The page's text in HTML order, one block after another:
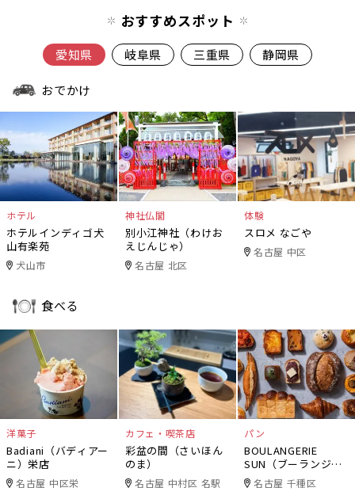
おすすめスポット
愛知県 岐阜県 三重県 静岡県
おでかけ
ホテル
ホテルインディゴ犬
山有楽苑
犬山市
神社仏閣
別小江神社（わけお
えじんじゃ）
名古屋 北区
体験
スロメ なごや
名古屋 中区
食べる
洋菓子
Badiani（バディアー
ニ）栄店
名古屋 中区栄
カフェ・喫茶店
彩盆の間（さいほん
のま）
名古屋 中村区 名駅
パン
BOULANGERIE
SUN（ブーランジェ
リー・サン）
名古屋 千種区